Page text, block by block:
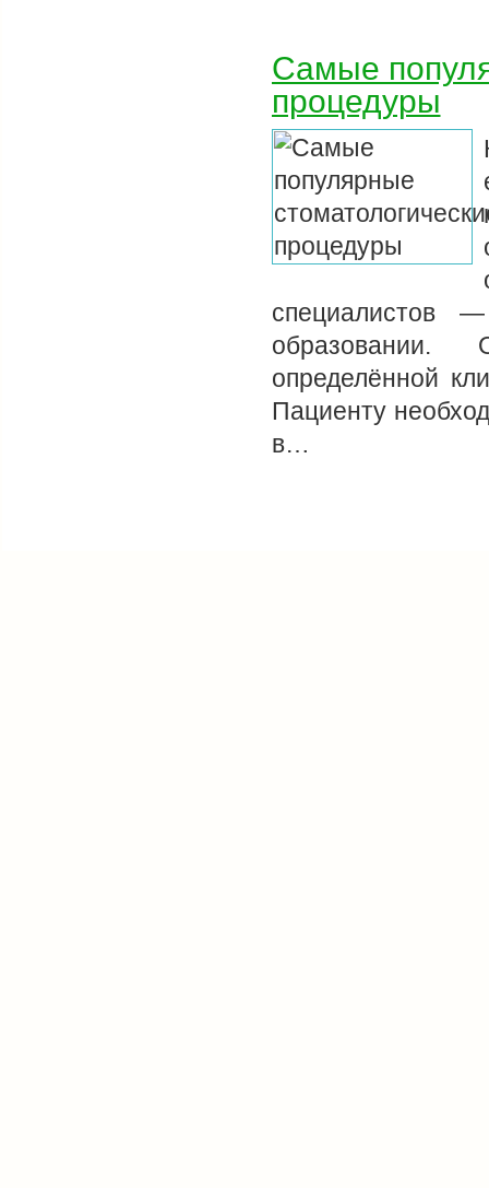
Самые
процедуры
специалистов
образовании.
определённой
Пациенту
в…